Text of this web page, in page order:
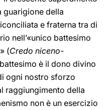
guarigione della
e fraterna tra di
nell’«unico battesimo
(Credo niceno-
è il dono divino
ogni nostro sforzo
raggiungimento della
non è un esercizio